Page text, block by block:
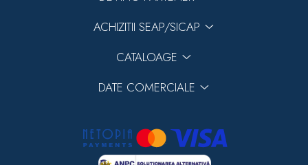
ACHIZITII SEAP/SICAP
CATALOAGE
DATE COMERCIALE